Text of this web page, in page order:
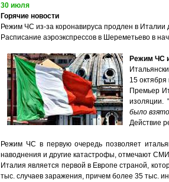
30 июля
Горячие новости
Режим ЧС из-за коронавируса продлен в
Расписание аэроэкспрессов в Шереметьево в
Режим ЧС
15
Премьер
изоляции. "
было
Действие
Режим ЧС в первую очередь позволяет
наводнения и другие катастрофы, отмечают
Италия является первой в Европе страной,
тыс. случаев заражения, причем более 35 тыс.